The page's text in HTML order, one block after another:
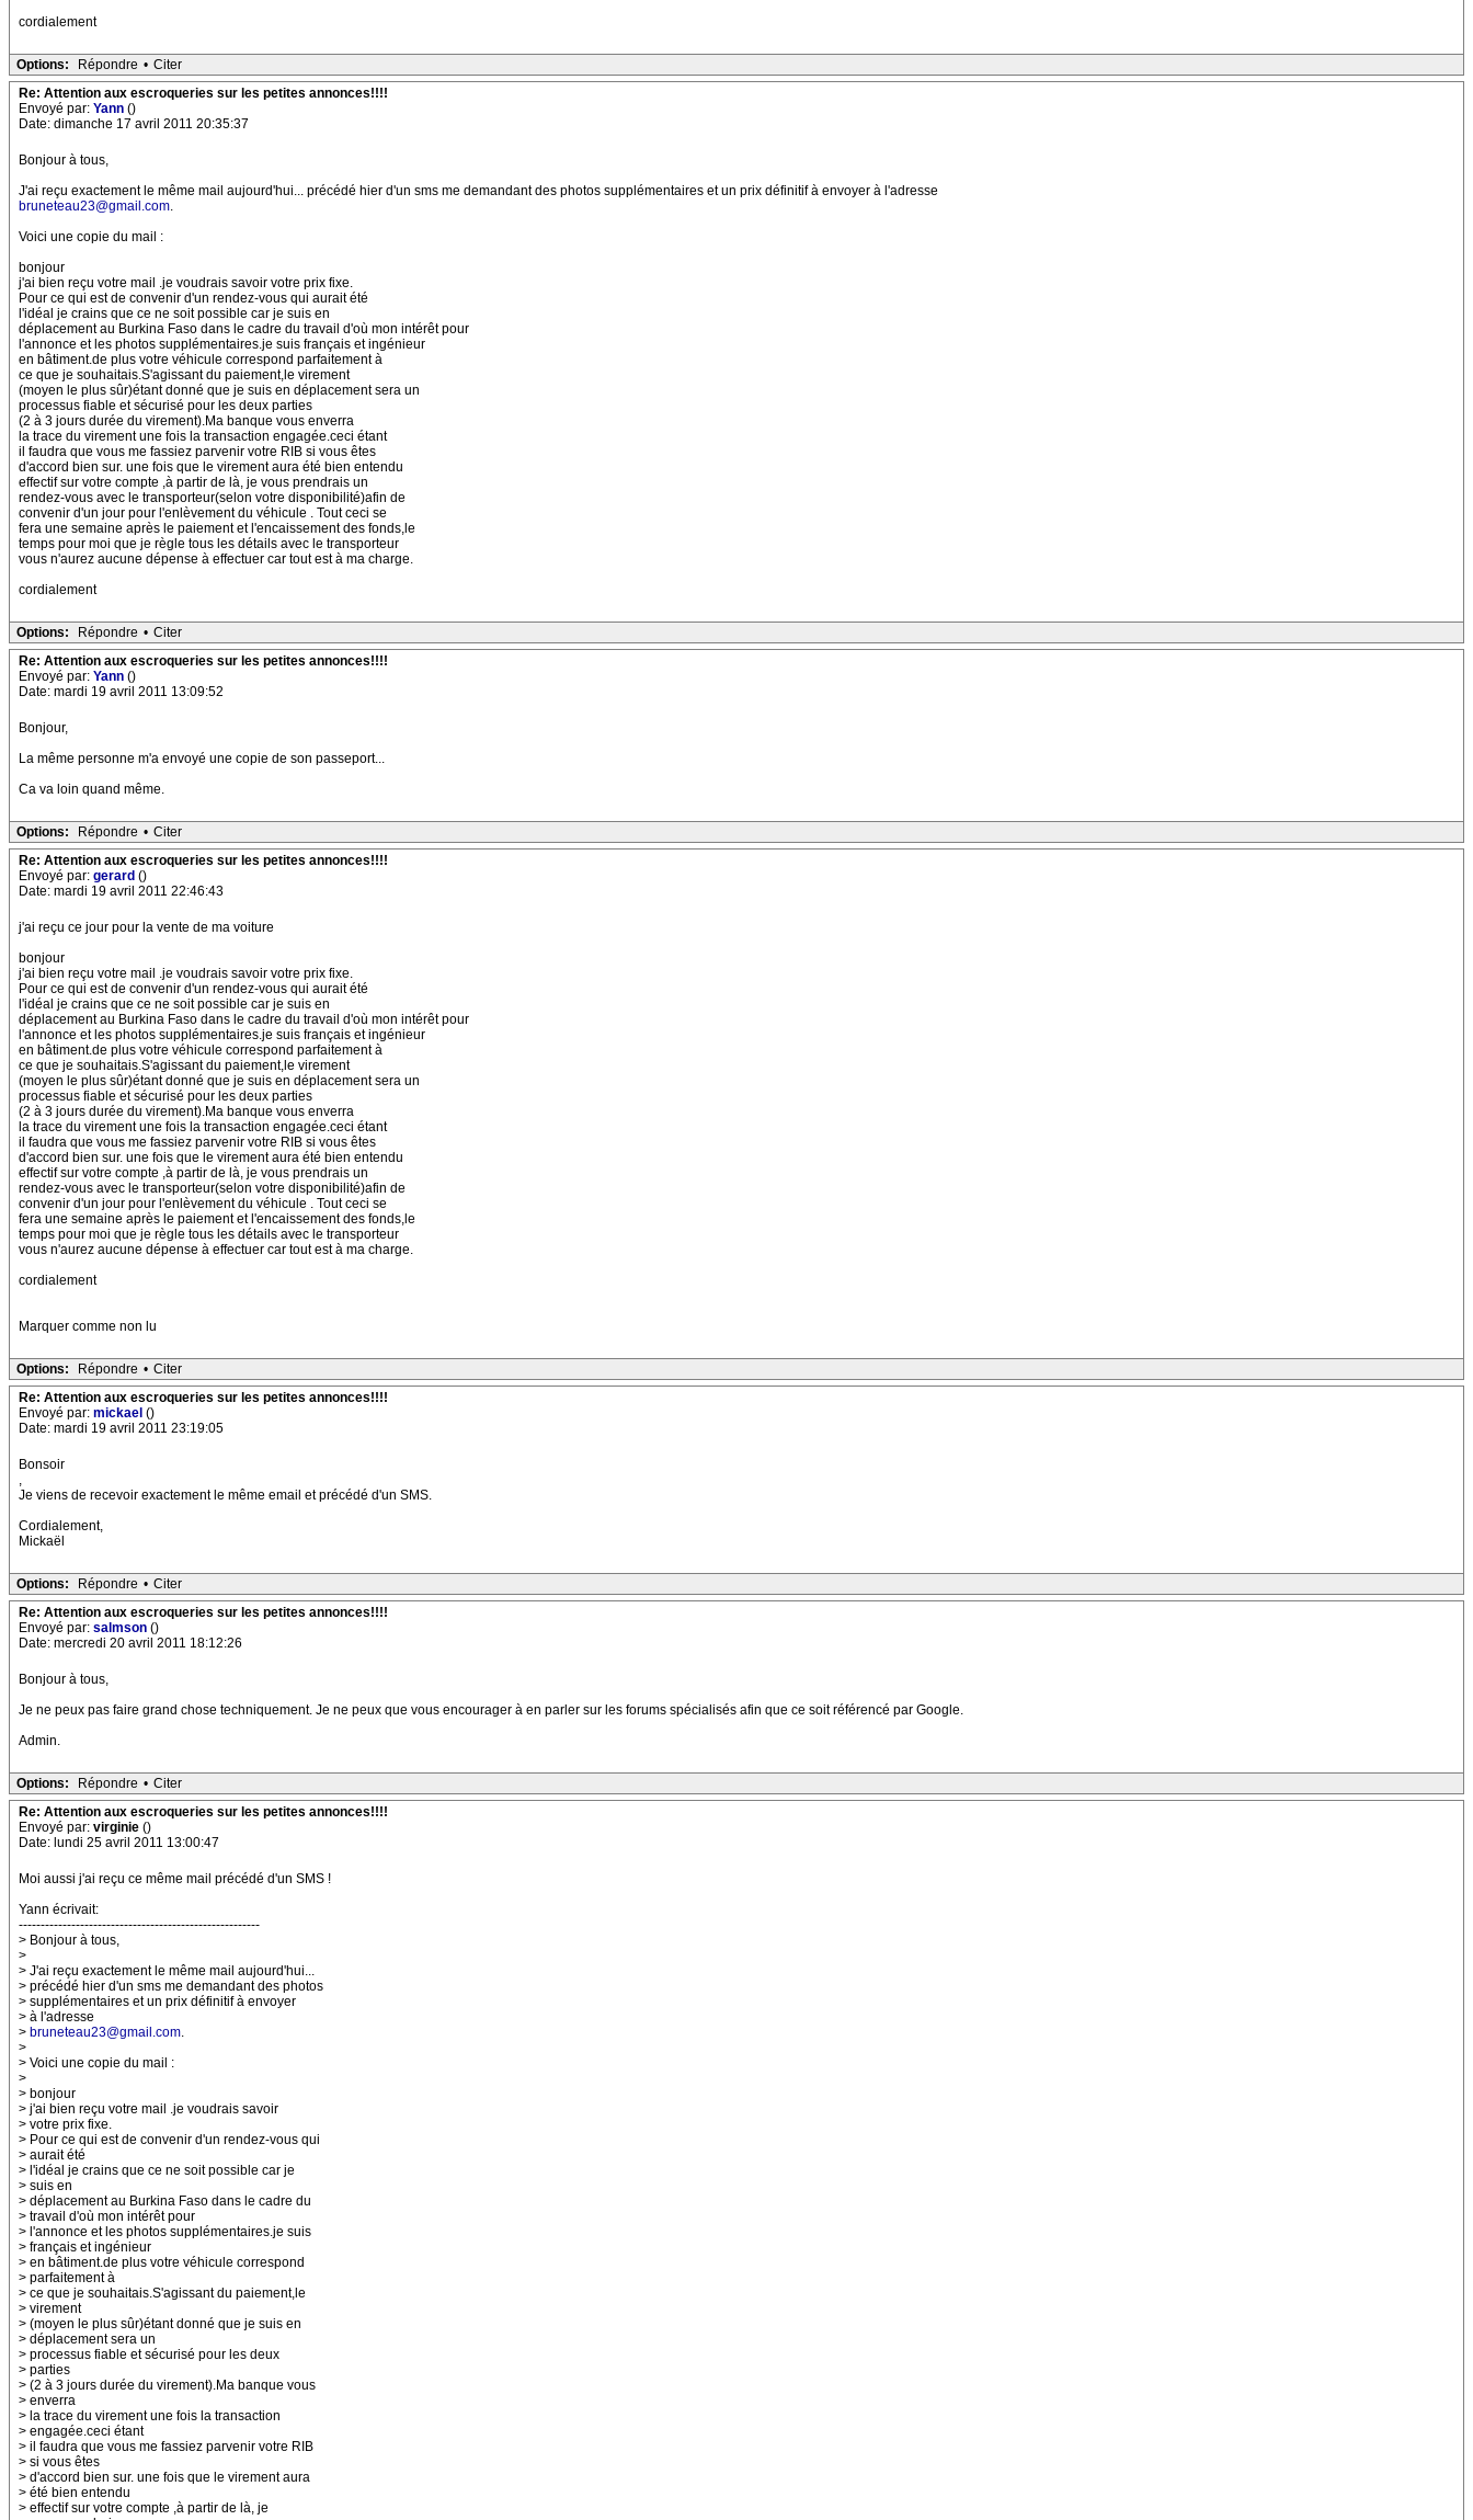
cordialement
Options: Répondre • Citer
Re: Attention aux escroqueries sur les petites annonces!!!!
Envoyé par: Yann ()
Date: dimanche 17 avril 2011 20:35:37
Bonjour à tous,
J'ai reçu exactement le même mail aujourd'hui... précédé hier d'un sms me demandant des photos supplémentaires et un prix définitif à envoyer à l'adresse
bruneteau23@gmail.com.
Voici une copie du mail :
bonjour
j'ai bien reçu votre mail .je voudrais savoir votre prix fixe.
Pour ce qui est de convenir d'un rendez-vous qui aurait été
l'idéal je crains que ce ne soit possible car je suis en
déplacement au Burkina Faso dans le cadre du travail d'où mon intérêt pour
l'annonce et les photos supplémentaires.je suis français et ingénieur
en bâtiment.de plus votre véhicule correspond parfaitement à
ce que je souhaitais.S'agissant du paiement,le virement
(moyen le plus sûr)étant donné que je suis en déplacement sera un
processus fiable et sécurisé pour les deux parties
(2 à 3 jours durée du virement).Ma banque vous enverra
la trace du virement une fois la transaction engagée.ceci étant
il faudra que vous me fassiez parvenir votre RIB si vous êtes
d'accord bien sur. une fois que le virement aura été bien entendu
effectif sur votre compte ,à partir de là, je vous prendrais un
rendez-vous avec le transporteur(selon votre disponibilité)afin de
convenir d'un jour pour l'enlèvement du véhicule . Tout ceci se
fera une semaine après le paiement et l'encaissement des fonds,le
temps pour moi que je règle tous les détails avec le transporteur
vous n'aurez aucune dépense à effectuer car tout est à ma charge.
cordialement
Options: Répondre • Citer
Re: Attention aux escroqueries sur les petites annonces!!!!
Envoyé par: Yann ()
Date: mardi 19 avril 2011 13:09:52
Bonjour,
La même personne m'a envoyé une copie de son passeport...
Ca va loin quand même.
Options: Répondre • Citer
Re: Attention aux escroqueries sur les petites annonces!!!!
Envoyé par: gerard ()
Date: mardi 19 avril 2011 22:46:43
j'ai reçu ce jour pour la vente de ma voiture
bonjour
j'ai bien reçu votre mail .je voudrais savoir votre prix fixe.
Pour ce qui est de convenir d'un rendez-vous qui aurait été
l'idéal je crains que ce ne soit possible car je suis en
déplacement au Burkina Faso dans le cadre du travail d'où mon intérêt pour
l'annonce et les photos supplémentaires.je suis français et ingénieur
en bâtiment.de plus votre véhicule correspond parfaitement à
ce que je souhaitais.S'agissant du paiement,le virement
(moyen le plus sûr)étant donné que je suis en déplacement sera un
processus fiable et sécurisé pour les deux parties
(2 à 3 jours durée du virement).Ma banque vous enverra
la trace du virement une fois la transaction engagée.ceci étant
il faudra que vous me fassiez parvenir votre RIB si vous êtes
d'accord bien sur. une fois que le virement aura été bien entendu
effectif sur votre compte ,à partir de là, je vous prendrais un
rendez-vous avec le transporteur(selon votre disponibilité)afin de
convenir d'un jour pour l'enlèvement du véhicule . Tout ceci se
fera une semaine après le paiement et l'encaissement des fonds,le
temps pour moi que je règle tous les détails avec le transporteur
vous n'aurez aucune dépense à effectuer car tout est à ma charge.
cordialement
Marquer comme non lu
Options: Répondre • Citer
Re: Attention aux escroqueries sur les petites annonces!!!!
Envoyé par: mickael ()
Date: mardi 19 avril 2011 23:19:05
Bonsoir
,
Je viens de recevoir exactement le même email et précédé d'un SMS.
Cordialement,
Mickaël
Options: Répondre • Citer
Re: Attention aux escroqueries sur les petites annonces!!!!
Envoyé par: salmson ()
Date: mercredi 20 avril 2011 18:12:26
Bonjour à tous,
Je ne peux pas faire grand chose techniquement. Je ne peux que vous encourager à en parler sur les forums spécialisés afin que ce soit référencé par Google.
Admin.
Options: Répondre • Citer
Re: Attention aux escroqueries sur les petites annonces!!!!
Envoyé par: virginie ()
Date: lundi 25 avril 2011 13:00:47
Moi aussi j'ai reçu ce même mail précédé d'un SMS !
Yann écrivait:
-------------------------------------------------------
> Bonjour à tous,
>
> J'ai reçu exactement le même mail aujourd'hui...
> précédé hier d'un sms me demandant des photos
> supplémentaires et un prix définitif à envoyer
> à l'adresse
> bruneteau23@gmail.com.
>
> Voici une copie du mail :
>
> bonjour
> j'ai bien reçu votre mail .je voudrais savoir
> votre prix fixe.
> Pour ce qui est de convenir d'un rendez-vous qui
> aurait été
> l'idéal je crains que ce ne soit possible car je
> suis en
> déplacement au Burkina Faso dans le cadre du
> travail d'où mon intérêt pour
> l'annonce et les photos supplémentaires.je suis
> français et ingénieur
> en bâtiment.de plus votre véhicule correspond
> parfaitement à
> ce que je souhaitais.S'agissant du paiement,le
> virement
> (moyen le plus sûr)étant donné que je suis en
> déplacement sera un
> processus fiable et sécurisé pour les deux
> parties
> (2 à 3 jours durée du virement).Ma banque vous
> enverra
> la trace du virement une fois la transaction
> engagée.ceci étant
> il faudra que vous me fassiez parvenir votre RIB
> si vous êtes
> d'accord bien sur. une fois que le virement aura
> été bien entendu
> effectif sur votre compte ,à partir de là, je